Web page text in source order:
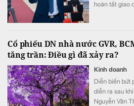
hoàn tất giao
Cổ phiếu DN nhà nước GVR,
tăng trần: Điều gì đã xảy ra?
Kinh doanh
Diễn biến bứt
diễn ra sau
Nguyễn Văn